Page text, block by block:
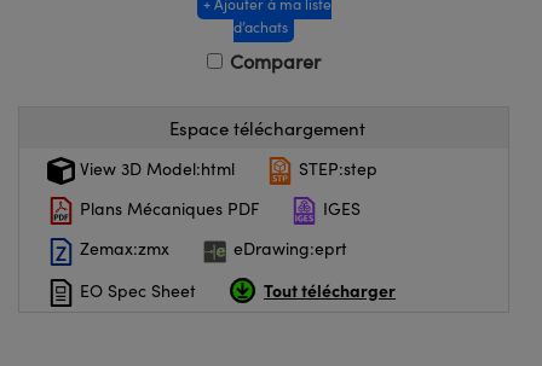
d’achats
Comparer
Espace téléchargement
View 3D Model:html
STEP:step
Plans Mécaniques PDF
IGES
Zemax:zmx
eDrawing:eprt
EO Spec Sheet
Tout télécharger